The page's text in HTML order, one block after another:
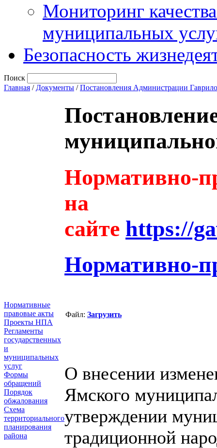
Мониторинг
муниципальных
Безопасность
Поиск
Главная / Документы /Постановления Администрации
Нормативные
правовые акты
Проекты НПА
Регламенты
государственных
и
муниципальных
услуг
Формы
обращений
Порядок
обжалования
Схема
территориального
планирования
района
Нормативно-
на
сайте https://
Нормативно-
Файл: Загрузить
О внесении
Ямского
утверждении
традиционной